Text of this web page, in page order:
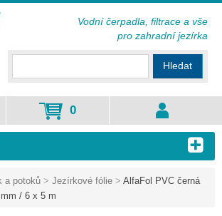
a potoků > Jezírkové fólie > AlfaFol PVC černá
/ 6 x 5 m
Hledat
0
Vodní čerpadla, filtrace a vše
pro zahradní jezírka